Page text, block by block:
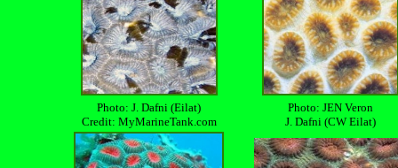
Photo: J. Dafni (Eilat)
Credit: MyMarineTank.com
Photo: JEN Veron
J. Dafni (CW Eilat)